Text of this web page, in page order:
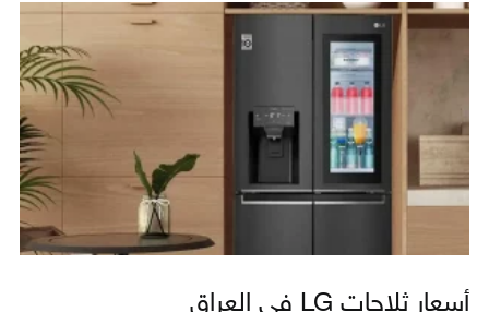
أسعار ثلاجات LG في العراق